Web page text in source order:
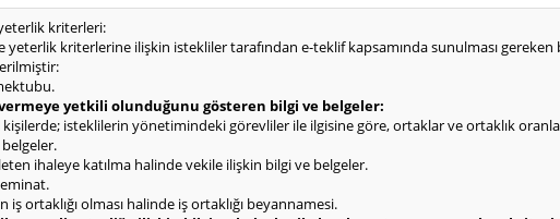
kriterleri:
yeterlik kriterlerine ilişkin istekliler tarafından e-teklif kapsamında sunulması
yetkili olunduğunu gösteren bilgi ve belgeler:
kişilerde; isteklilerin yönetimindeki görevliler ile ilgisine göre, ortaklar ve ortaklık
ihaleye katılma halinde vekile ilişkin bilgi ve belgeler.
iş ortaklığı olması halinde iş ortaklığı beyannamesi.